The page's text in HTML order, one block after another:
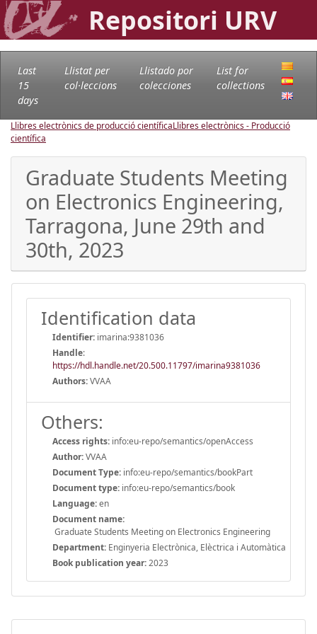
Repositori URV
Last
15
days
Llistat per
col·leccions
Llistado por
colecciones
List for
collections
Llibres electrònics de producció científicaLlibres electrònics - Producció
científica
Graduate Students Meeting
on Electronics Engineering,
Tarragona, June 29th and
30th, 2023
Identification data
Identifier: imarina:9381036
Handle:
https://hdl.handle.net/20.500.11797/imarina9381036
Authors:VVAA
Others:
Access rights: info:eu-repo/semantics/openAccess
Author:VVAA
Document Type: info:eu-repo/semantics/bookPart
Document type: info:eu-repo/semantics/book
Language:en
Document name:
Graduate Students Meeting on Electronics Engineering
Department: Enginyeria Electrònica, Elèctrica i Automàtica
Book publication year:2023